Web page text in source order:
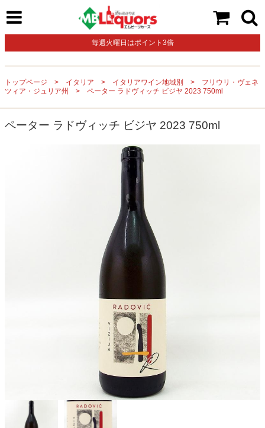
毎週火曜日はポイント3倍
トップページ イタリア イタリアワイン地域別
フリウリ・ヴェネ
ツィア・ジュリア州
ペーター ラドヴィッチ ビジヤ 2023 750ml
ペーター ラドヴィッチ ビジヤ 2023 750ml